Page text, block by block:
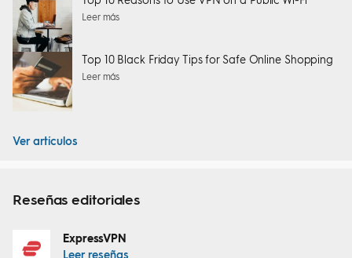
Leer más
Top 10 Black Friday Tips for Safe Online Shopping
Leer más
Ver artículos
Reseñas editoriales
ExpressVPN
Leer reseñas